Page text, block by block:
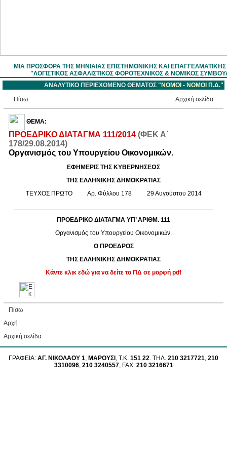
ΜΙΑ ΠΡΟΣΦΟΡΑ ΤΗΣ ΜΗΝΙΑΙΑΣ ΕΠΙΣΤΗΜOΝΙΚΗΣ ΚΑΙ
"ΛΟΓΙΣΤΙΚΟΣ ΑΣΦΑΛΙΣΤΙΚΟΣ ΦΟΡΟΤΕΧΝΙΚΟΣ & ΝΟΜΙΚΟΣ
ΑΝΑΛΥΤΙΚΟ ΠΕΡΙΕΧΟΜΕΝΟ ΘΕΜΑΤΟΣ "ΝΟΜΟΙ - NOMOI Π.Δ."
Πίσω
Aρχική σελίδα
ΘΕΜΑ:
ΠΡΟΕΔΡΙΚΟ ΔΙΑΤΑΓΜΑ 111/2014 (ΦΕΚ Α΄
178/29.08.2014)
Οργανισμός του Υπουργείου Οικονομικών.
ΕΦΗΜΕΡΙΣ ΤΗΣ ΚΥΒΕΡΝΗΣΕΩΣ
ΤΗΣ ΕΛΛΗΝΙΚΗΣ ΔΗΜΟΚΡΑΤΙΑΣ
ΤΕΥΧΟΣ ΠΡΩΤΟ Αρ. Φύλλου 178 29 Αυγούστου 2014
ΠΡΟΕΔΡΙΚΟ ΔΙΑΤΑΓΜΑ ΥΠ’ ΑΡΙΘΜ. 111
Οργανισμός του Υπουργείου Οικονομικών.
Ο ΠΡΟΕΔΡΟΣ
ΤΗΣ ΕΛΛΗΝΙΚΗΣ ΔΗΜΟΚΡΑΤΙΑΣ
Κάντε κλικ εδώ για να δείτε το ΠΔ σε μορφή pdf
Πίσω
Αρχή
Aρχική σελίδα
ΓΡΑΦΕΙΑ: ΑΓ. ΝΙΚΟΛΑΟΥ 1, ΜΑΡΟΥΣΙ , Τ.Κ. 151 22. ΤΗΛ. 210 3217721, 210
3310096, 210 3240557, FAX: 210 3216671